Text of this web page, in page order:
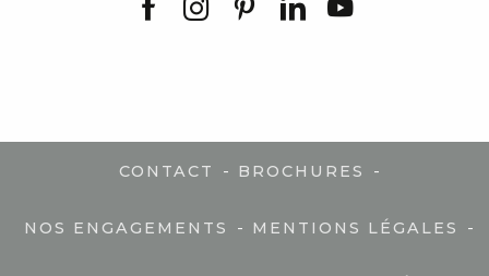
CONTACT - BROCHURES -
NOS ENGAGEMENTS - MENTIONS LÉGALES -